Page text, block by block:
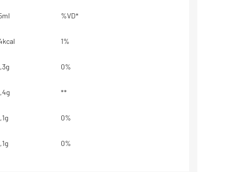
%VD*
1%
0%
**
0%
0%